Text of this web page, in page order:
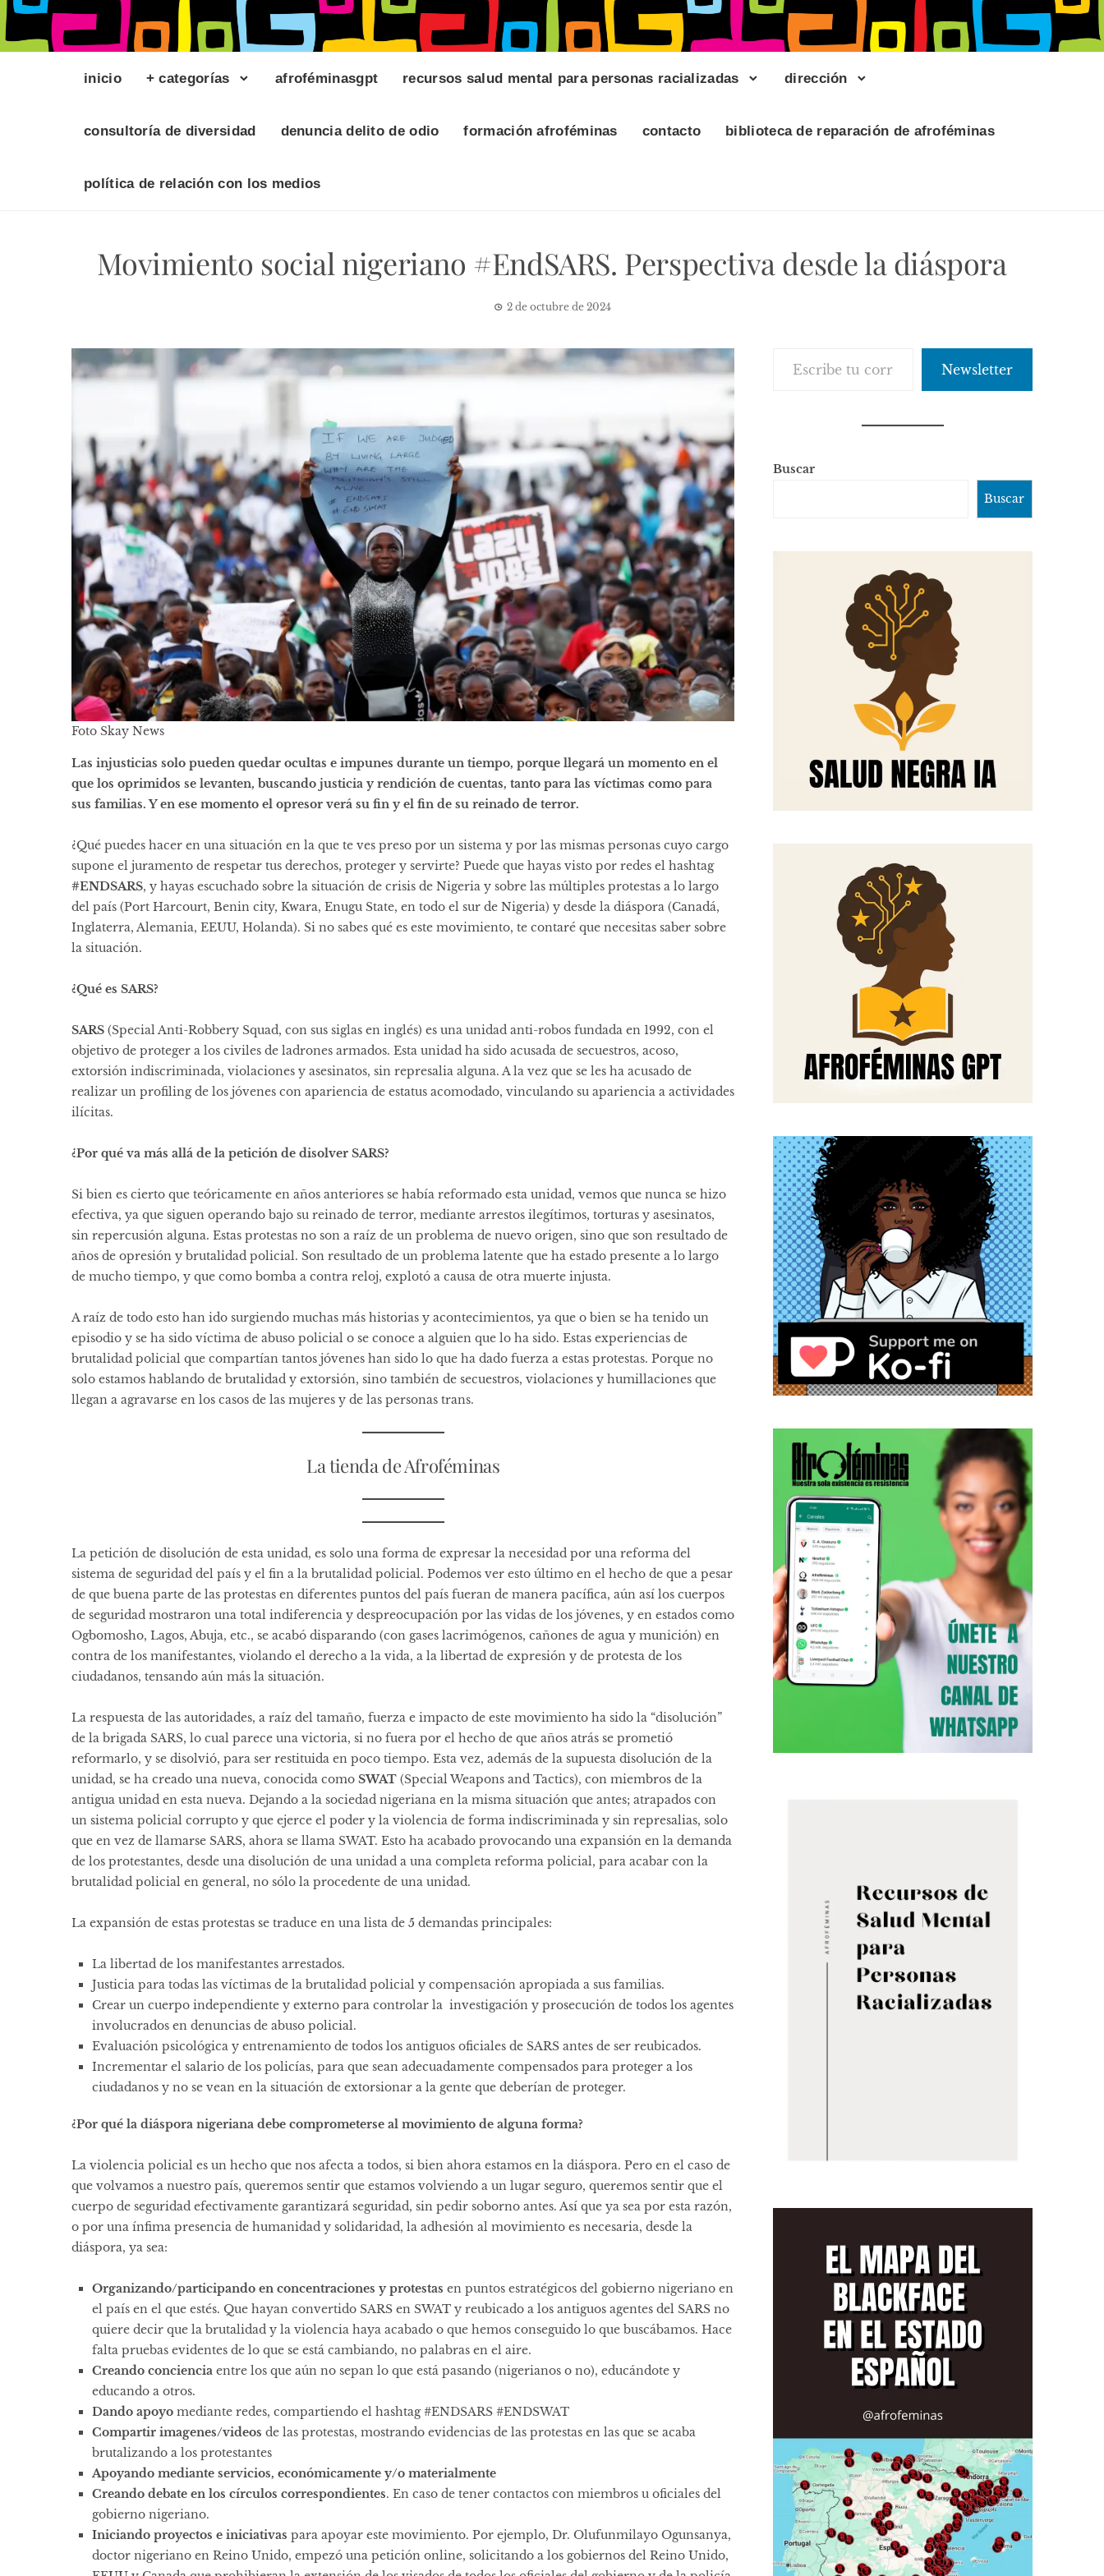
inicio + categorías afroféminasgpt recursos salud mental para personas racializadas dirección
consultoría de diversidad denuncia delito de odio formación afroféminas contacto biblioteca de reparación de afroféminas
política de relación con los medios
Movimiento social nigeriano #EndSARS. Perspectiva desde la diáspora
2 de octubre de 2024
Foto Skay News
Las injusticias solo pueden quedar ocultas e impunes durante un tiempo, porque llegará un momento en el
que los oprimidos se levanten, buscando justicia y rendición de cuentas, tanto para las víctimas como para
sus familias. Y en ese momento el opresor verá su fin y el fin de su reinado de terror.
¿Qué puedes hacer en una situación en la que te ves preso por un sistema y por las mismas personas cuyo cargo
supone el juramento de respetar tus derechos, proteger y servirte? Puede que hayas visto por redes el hashtag
#ENDSARS, y hayas escuchado sobre la situación de crisis de Nigeria y sobre las múltiples protestas a lo largo
del país (Port Harcourt, Benin city, Kwara, Enugu State, en todo el sur de Nigeria) y desde la diáspora (Canadá,
Inglaterra, Alemania, EEUU, Holanda). Si no sabes qué es este movimiento, te contaré que necesitas saber sobre
la situación.
¿Qué es SARS?
SARS (Special Anti-Robbery Squad, con sus siglas en inglés) es una unidad anti-robos fundada en 1992, con el
objetivo de proteger a los civiles de ladrones armados. Esta unidad ha sido acusada de secuestros, acoso,
extorsión indiscriminada, violaciones y asesinatos, sin represalia alguna. A la vez que se les ha acusado de
realizar un profiling de los jóvenes con apariencia de estatus acomodado, vinculando su apariencia a actividades
ilícitas.
¿Por qué va más allá de la petición de disolver SARS?
Si bien es cierto que teóricamente en años anteriores se había reformado esta unidad, vemos que nunca se hizo
efectiva, ya que siguen operando bajo su reinado de terror, mediante arrestos ilegítimos, torturas y asesinatos,
sin repercusión alguna. Estas protestas no son a raíz de un problema de nuevo origen, sino que son resultado de
años de opresión y brutalidad policial. Son resultado de un problema latente que ha estado presente a lo largo
de mucho tiempo, y que como bomba a contra reloj, explotó a causa de otra muerte injusta.
A raíz de todo esto han ido surgiendo muchas más historias y acontecimientos, ya que o bien se ha tenido un
episodio y se ha sido víctima de abuso policial o se conoce a alguien que lo ha sido. Estas experiencias de
brutalidad policial que compartían tantos jóvenes han sido lo que ha dado fuerza a estas protestas. Porque no
solo estamos hablando de brutalidad y extorsión, sino también de secuestros, violaciones y humillaciones que
llegan a agravarse en los casos de las mujeres y de las personas trans.
La tienda de Afroféminas
La petición de disolución de esta unidad, es solo una forma de expresar la necesidad por una reforma del
sistema de seguridad del país y el fin a la brutalidad policial. Podemos ver esto último en el hecho de que a pesar
de que buena parte de las protestas en diferentes puntos del país fueran de manera pacífica, aún así los cuerpos
de seguridad mostraron una total indiferencia y despreocupación por las vidas de los jóvenes, y en estados como
Ogbomosho, Lagos, Abuja, etc., se acabó disparando (con gases lacrimógenos, cañones de agua y munición) en
contra de los manifestantes, violando el derecho a la vida, a la libertad de expresión y de protesta de los
ciudadanos, tensando aún más la situación.
La respuesta de las autoridades, a raíz del tamaño, fuerza e impacto de este movimiento ha sido la “disolución”
de la brigada SARS, lo cual parece una victoria, si no fuera por el hecho de que años atrás se prometió
reformarlo, y se disolvió, para ser restituida en poco tiempo. Esta vez, además de la supuesta disolución de la
unidad, se ha creado una nueva, conocida como SWAT (Special Weapons and Tactics), con miembros de la
antigua unidad en esta nueva. Dejando a la sociedad nigeriana en la misma situación que antes; atrapados con
un sistema policial corrupto y que ejerce el poder y la violencia de forma indiscriminada y sin represalias, solo
que en vez de llamarse SARS, ahora se llama SWAT. Esto ha acabado provocando una expansión en la demanda
de los protestantes, desde una disolución de una unidad a una completa reforma policial, para acabar con la
brutalidad policial en general, no sólo la procedente de una unidad.
La expansión de estas protestas se traduce en una lista de 5 demandas principales:
La libertad de los manifestantes arrestados.
Justicia para todas las víctimas de la brutalidad policial y compensación apropiada a sus familias.
Crear un cuerpo independiente y externo para controlar la investigación y prosecución de todos los agentes
involucrados en denuncias de abuso policial.
Evaluación psicológica y entrenamiento de todos los antiguos oficiales de SARS antes de ser reubicados.
Incrementar el salario de los policías, para que sean adecuadamente compensados para proteger a los
ciudadanos y no se vean en la situación de extorsionar a la gente que deberían de proteger.
¿Por qué la diáspora nigeriana debe comprometerse al movimiento de alguna forma?
La violencia policial es un hecho que nos afecta a todos, si bien ahora estamos en la diáspora. Pero en el caso de
que volvamos a nuestro país, queremos sentir que estamos volviendo a un lugar seguro, queremos sentir que el
cuerpo de seguridad efectivamente garantizará seguridad, sin pedir soborno antes. Así que ya sea por esta razón,
o por una ínfima presencia de humanidad y solidaridad, la adhesión al movimiento es necesaria, desde la
diáspora, ya sea:
Organizando/participando en concentraciones y protestas en puntos estratégicos del gobierno nigeriano en
el país en el que estés. Que hayan convertido SARS en SWAT y reubicado a los antiguos agentes del SARS no
quiere decir que la brutalidad y la violencia haya acabado o que hemos conseguido lo que buscábamos. Hace
falta pruebas evidentes de lo que se está cambiando, no palabras en el aire.
Creando conciencia entre los que aún no sepan lo que está pasando (nigerianos o no), educándote y
educando a otros.
Dando apoyo mediante redes, compartiendo el hashtag #ENDSARS #ENDSWAT
Compartir imagenes/videos de las protestas, mostrando evidencias de las protestas en las que se acaba
brutalizando a los protestantes
Apoyando mediante servicios, económicamente y/o materialmente
Creando debate en los círculos correspondientes. En caso de tener contactos con miembros u oficiales del
gobierno nigeriano.
Iniciando proyectos e iniciativas para apoyar este movimiento. Por ejemplo, Dr. Olufunmilayo Ogunsanya,
doctor nigeriano en Reino Unido, empezó una petición online, solicitando a los gobiernos del Reino Unido,
Newsletter
Buscar
Buscar